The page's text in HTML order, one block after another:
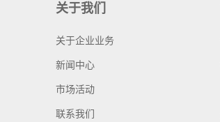
关于我们
关于企业业务
新闻中心
市场活动
联系我们